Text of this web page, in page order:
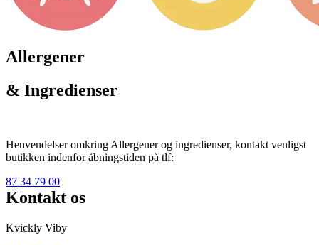
Allergener
& Ingredienser
Henvendelser omkring Allergener og ingredienser, kontakt venligst
butikken indenfor åbningstiden på tlf:
87 34 79 00
Kontakt os
Kvickly Viby